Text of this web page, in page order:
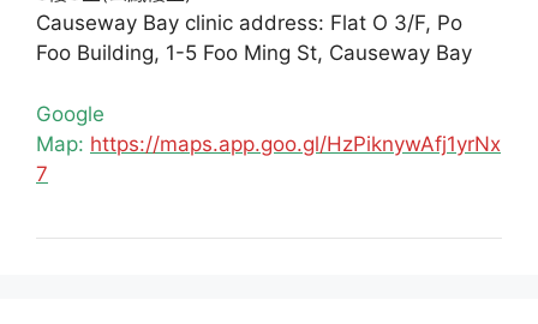
Causeway Bay clinic address: Flat O 3/F, Po
Foo Building, 1-5 Foo Ming St, Causeway Bay
Google
Map: https://maps.app.goo.gl/HzPiknywAfj1yrNx
7